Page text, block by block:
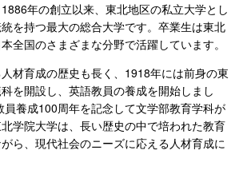
年の創立以来、東北地区の私立大学とし
を持つ最大の総合大学です。卒業生は東北
全国のさまざまな分野で活躍しています。
材育成の歴史も長く、1918年には前身の東
を開設し、英語教員の養成を開始しまし
員養成100周年を記念して文学部教育学科が
学院大学は、長い歴史の中で培われた教育
ら、現代社会のニーズに応える人材育成に